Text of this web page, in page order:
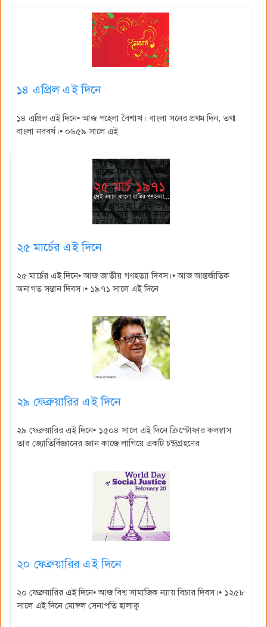
১৪ এপ্রিল এই দিনে
১৪ এপ্রিল এই দিনে• আজ পহেলা বৈশাখ। বাংলা সনের প্রথম দিন, তথা
বাংলা নববর্ষ।• ০৬৫৯ সালে এই
২৫ মার্চের এই দিনে
২৫ মার্চের এই দিনে• আজ জাতীয় গণহত্যা দিবস।• আজ আন্তর্জাতিক
অনাগত সন্তান দিবস।• ১৯৭১ সালে এই দিনে
২৯ ফেব্রুয়ারির এই দিনে
২৯ ফেব্রুয়ারির এই দিনে• ১৫০৪ সালে এই দিনে ক্রিস্টোফার কলম্বাস
তার জ্যোতির্বিজ্ঞানের জ্ঞান কাজে লাগিয়ে একটি চন্দ্রগ্রহণের
২০ ফেব্রুয়ারির এই দিনে
২০ ফেব্রুয়ারির এই দিনে• আজ বিশ্ব সামাজিক ন্যায় বিচার দিবস।• ১২৫৮
সালে এই দিনে মোঙ্গল সেনাপতি হালাকু